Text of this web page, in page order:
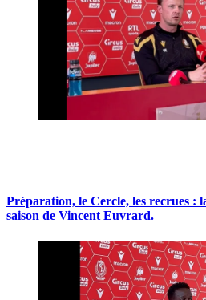
Préparation, le Cercle, les recrues :
saison de Vincent Euvrard.